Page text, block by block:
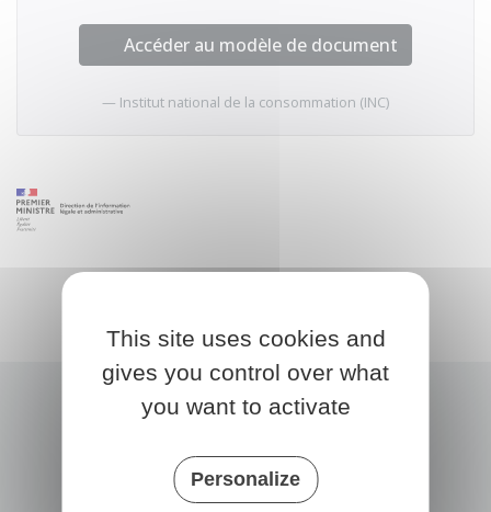
Accéder au modèle de document
Institut national de la consommation (INC)
This site uses cookies and
gives you control over what
you want to activate
Personalize